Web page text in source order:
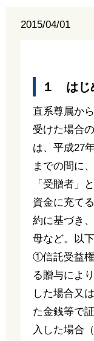
2015/04/01
１ はじ
直系尊属か
受けた場合
は、平成27
までの間に
「受贈者」
資金に充て
約に基づき
母など。以
①信託受益
る贈与によ
した場合又
た金銭等で
入した場合